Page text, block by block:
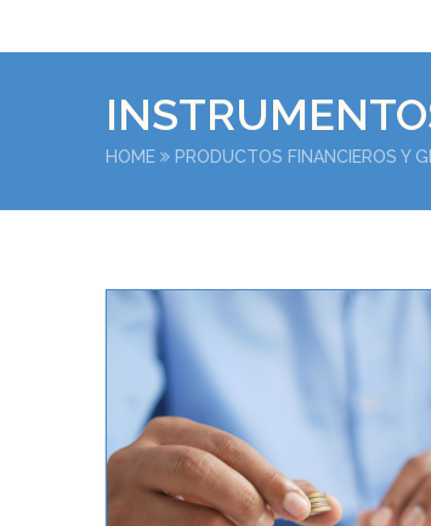
HOME PRODUCTOS FINANCIEROS Y